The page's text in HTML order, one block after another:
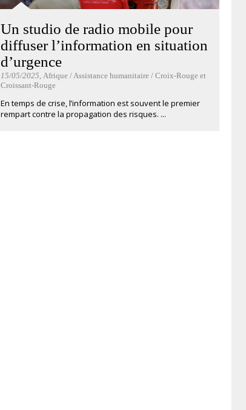
Un studio de radio mobile pour
diffuser l’information en situation
d’urgence
15/05/2025 , Afrique / Assistance humanitaire / Croix-Rouge et
Croissant-Rouge
En temps de crise, l’information est souvent le premier
rempart contre la propagation des risques. ...